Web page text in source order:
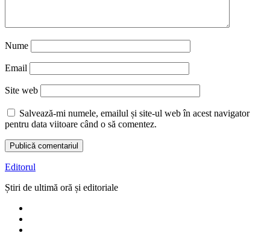
Nume
Email
Site web
Salvează-mi numele, emailul și site-ul web în acest navigator
pentru data viitoare când o să comentez.
Editorul
Știri de ultimă oră și editoriale